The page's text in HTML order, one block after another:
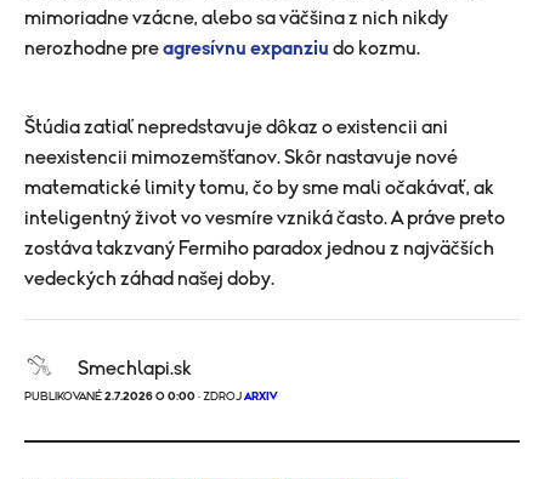
mimoriadne vzácne, alebo sa väčšina z nich nikdy
nerozhodne preagresívnu expanziu do kozmu.
Štúdia zatiaľ nepredstavuje dôkaz o existencii ani
neexistencii mimozemšťanov. Skôr nastavuje nové
matematické limity tomu, čo by sme mali očakávať, ak
inteligentný život vo vesmíre vzniká často. A práve preto
zostáva takzvaný Fermiho paradox jednou z najväčších
vedeckých záhad našej doby.
Smechlapi.sk
PUBLIKOVANÉ 2.7.2026 O 0:00 · ZDROJARXIV